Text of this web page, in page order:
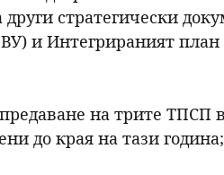
стратегически
и Интегрираният план
на трите ТПСП
до края на тази година;